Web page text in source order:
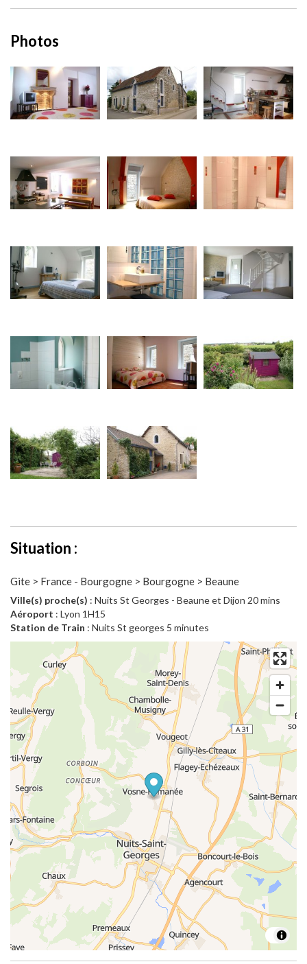
Photos
Situation :
Gite > France - Bourgogne > Bourgogne > Beaune
Ville(s) proche(s) : Nuits St Georges - Beaune et Dijon 20 mins
Aéroport : Lyon 1H15
Station de Train : Nuits St georges 5 minutes